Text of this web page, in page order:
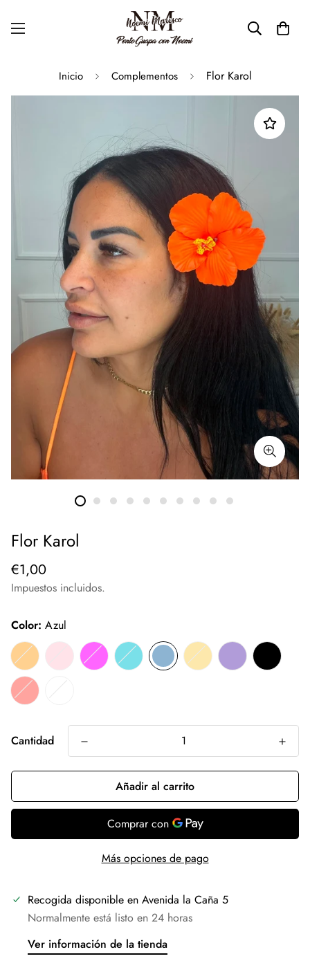
Inicio Complementos Flor Karol
Flor Karol
Precio
regular
€1,00
Impuestos incluidos.
Color: Azul
Cantidad
Añadir al carrito
Más opciones de pago
Recogida disponible en Avenida la Caña 5
Normalmente está listo en 24 horas
Ver información de la tienda